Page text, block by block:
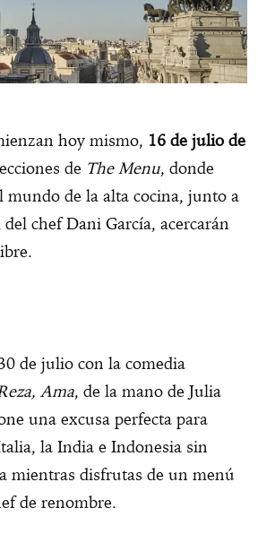
hoy mismo, 16 de julio de
de The Menu, donde
mundo de la alta cocina, junto a
chef Dani García, acercarán
de julio con la comedia
Ama, de la mano de Julia
una excusa perfecta para
la India e Indonesia sin
mientras disfrutas de un menú
de renombre.